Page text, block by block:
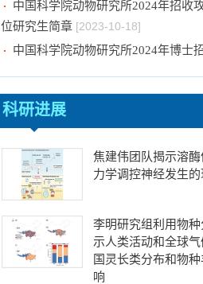
位研究生简章[2023-10-18]
中国科学院动物研究所2024年博士
[2023-10-18]
2024年招收推荐免试硕士（含直博
四批拟录取结果公示
中国科学院动物研究所2024年推免
取资格公示[2023-10-07]
技术奖项目的公示 [2024-01-03]
中国科学院动物研究所国家动物博
[2023-12-18]
科研进展
焦建伟团队揭示溶
力学调控神经发生的
李明研究组利用物
示人类活动和全球
国灵长类分布和物
响